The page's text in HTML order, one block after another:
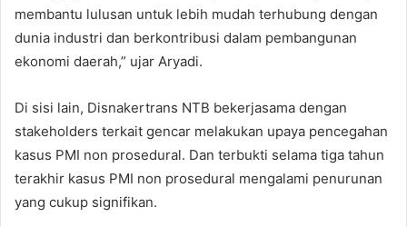
membantu lulusan untuk lebih mudah terhubung dengan
dunia industri dan berkontribusi dalam pembangunan
ekonomi daerah,” ujar Aryadi.
Di sisi lain, Disnakertrans NTB bekerjasama dengan
stakeholders terkait gencar melakukan upaya pencegahan
kasus PMI non prosedural. Dan terbukti selama tiga tahun
terakhir kasus PMI non prosedural mengalami penurunan
yang cukup signifikan.